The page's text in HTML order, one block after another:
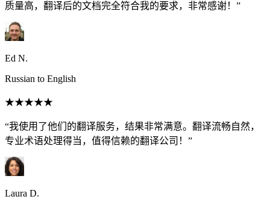
质量高，翻译后的文档完全符合我的要求，非常感谢！”
Ed N.
Russian to English
★★★★★
“我使用了他们的翻译服务，结果非常满意。翻译流畅自然，
专业术语处理得当，值得信赖的翻译公司！”
Laura D.